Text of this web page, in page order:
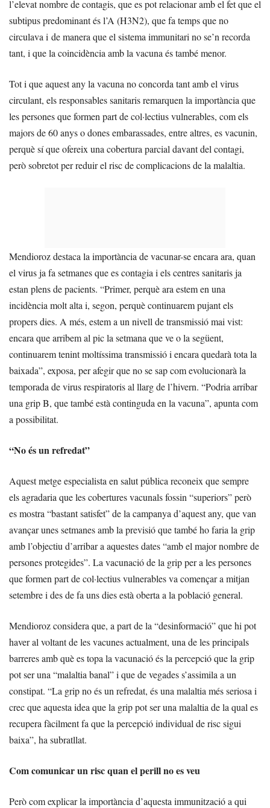
l’elevat nombre de contagis, que es pot relacionar amb el fet que el
subtipus predominant és l’A (H3N2), que fa temps que no
circulava i de manera que el sistema immunitari no se’n recorda
tant, i que la coincidència amb la vacuna és també menor.
Tot i que aquest any la vacuna no concorda tant amb el virus
circulant, els responsables sanitaris remarquen la importància que
les persones que formen part de col·lectius vulnerables, com els
majors de 60 anys o dones embarassades, entre altres, es vacunin,
perquè sí que ofereix una cobertura parcial davant del contagi,
però sobretot per reduir el risc de complicacions de la malaltia.
Mendioroz destaca la importància de vacunar-se encara ara, quan
el virus ja fa setmanes que es contagia i els centres sanitaris ja
estan plens de pacients. “Primer, perquè ara estem en una
incidència molt alta i, segon, perquè continuarem pujant els
propers dies. A més, estem a un nivell de transmissió mai vist:
encara que arribem al pic la setmana que ve o la següent,
continuarem tenint moltíssima transmissió i encara quedarà tota la
baixada”, exposa, per afegir que no se sap com evolucionarà la
temporada de virus respiratoris al llarg de l’hivern. “Podria arribar
una grip B, que també està continguda en la vacuna”, apunta com
a possibilitat.
“No és un refredat”
Aquest metge especialista en salut pública reconeix que sempre
els agradaria que les cobertures vacunals fossin “superiors” però
es mostra “bastant satisfet” de la campanya d’aquest any, que van
avançar unes setmanes amb la previsió que també ho faria la grip
amb l’objectiu d’arribar a aquestes dates “amb el major nombre de
persones protegides”. La vacunació de la grip per a les persones
que formen part de col·lectius vulnerables va començar a mitjan
setembre i des de fa uns dies està oberta a la població general.
Mendioroz considera que, a part de la “desinformació” que hi pot
haver al voltant de les vacunes actualment, una de les principals
barreres amb què es topa la vacunació és la percepció que la grip
pot ser una “malaltia banal” i que de vegades s’assimila a un
constipat. “La grip no és un refredat, és una malaltia més seriosa i
crec que aquesta idea que la grip pot ser una malaltia de la qual es
recupera fàcilment fa que la percepció individual de risc sigui
baixa”, ha subratllat.
Com comunicar un risc quan el perill no es veu
Però com explicar la importància d’aquesta immunització a qui